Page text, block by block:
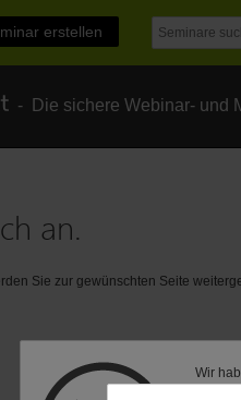
erstellen
- Die sichere Webinar- und
an.
Sie zur gewünschten Seite
Wir